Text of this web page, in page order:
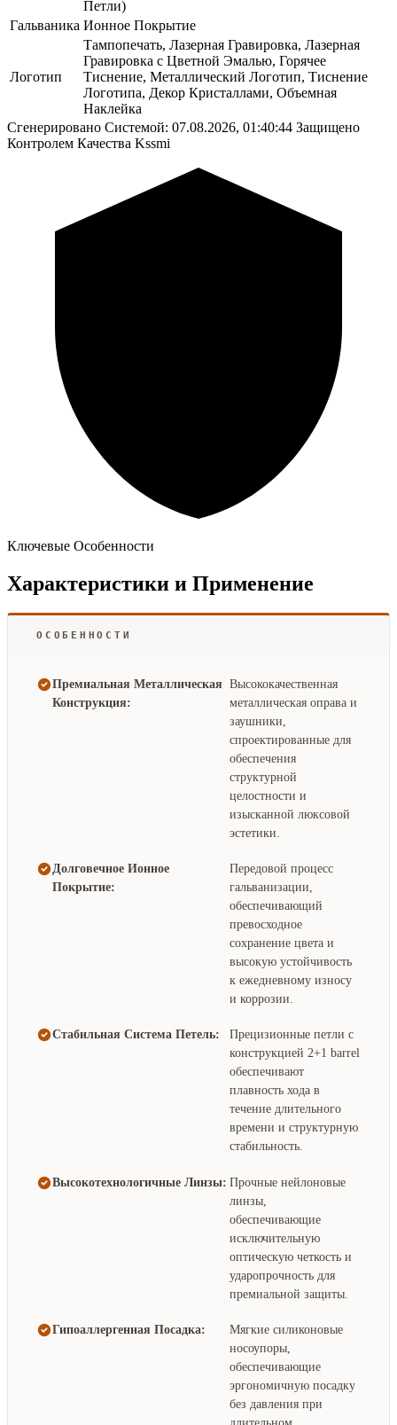
Петли)
Гальваника Ионное Покрытие
Логотип
Тампопечать, Лазерная Гравировка, Лазерная
Гравировка с Цветной Эмалью, Горячее
Тиснение, Металлический Логотип, Тиснение
Логотипа, Декор Кристаллами, Объемная
Наклейка
Сгенерировано Системой: 07.08.2026, 01:40:44 Защищено
Контролем Качества Kssmi
Ключевые Особенности
Характеристики и Применение
ОСОБЕННОСТИ
Премиальная Металлическая
Конструкция:
Высококачественная
металлическая оправа и
заушники,
спроектированные для
обеспечения
структурной
целостности и
изысканной люксовой
эстетики.
Долговечное Ионное
Покрытие:
Передовой процесс
гальванизации,
обеспечивающий
превосходное
сохранение цвета и
высокую устойчивость
к ежедневному износу
и коррозии.
Стабильная Система Петель:
Прецизионные петли с
конструкцией 2+1 barrel
обеспечивают
плавность хода в
течение длительного
времени и структурную
стабильность.
Высокотехнологичные Линзы: Прочные нейлоновые
линзы,
обеспечивающие
исключительную
оптическую четкость и
ударопрочность для
премиальной защиты.
Гипоаллергенная Посадка:
Мягкие силиконовые
носоупоры,
обеспечивающие
эргономичную посадку
без давления при